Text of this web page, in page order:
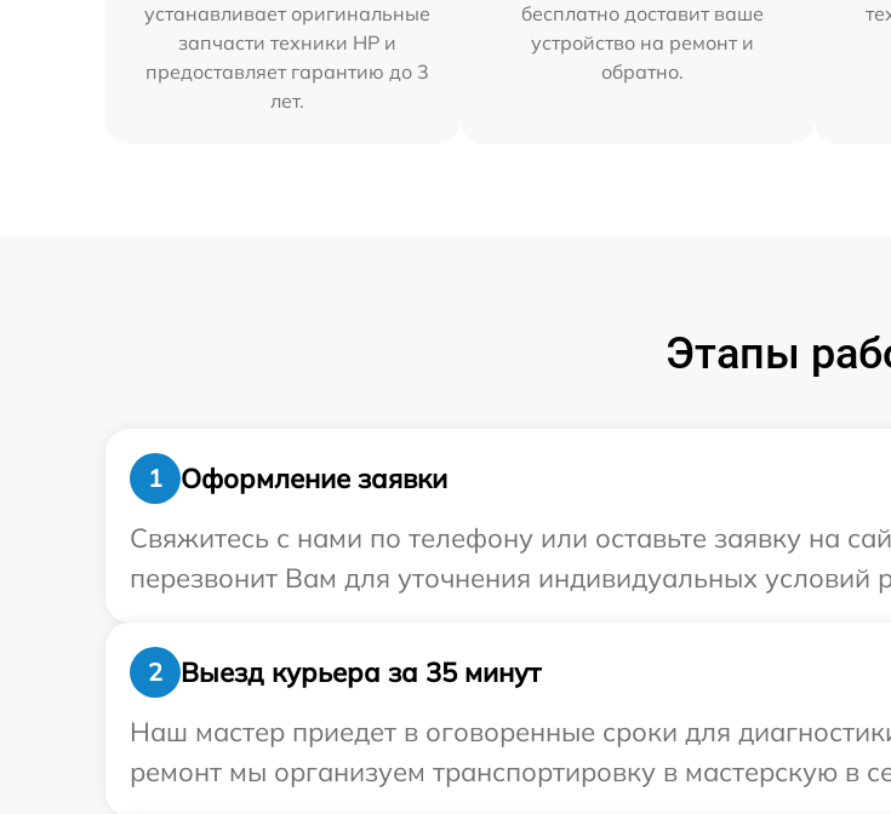
устанавливает оригинальные
запчасти техники HP и
предоставляет гарантию до 3
лет.
бесплатно доставит ваше
устройство на ремонт и
обратно.
Этапы
1
Оформление заявки
Свяжитесь с нами по телефону или оставьте заявку на
перезвонит Вам для уточнения индивидуальных условий
2
Выезд курьера за 35 минут
Наш мастер приедет в оговоренные сроки для
ремонт мы организуем транспортировку в мастерскую в